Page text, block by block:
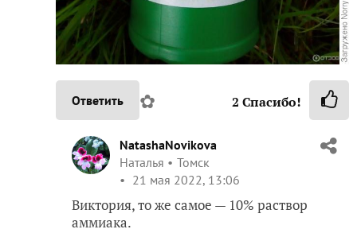
Ответить ✿ 2 Спасибо!
NatashaNovikova
Наталья
Томск
21 мая 2022, 13:06
Виктория, то же самое — 10% раствор
аммиака.